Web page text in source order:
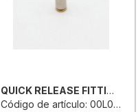
QUICK RELEASE FITTING
Código de artículo: 00L0141615F